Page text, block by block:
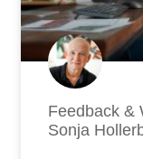
Feedback &
Sonja